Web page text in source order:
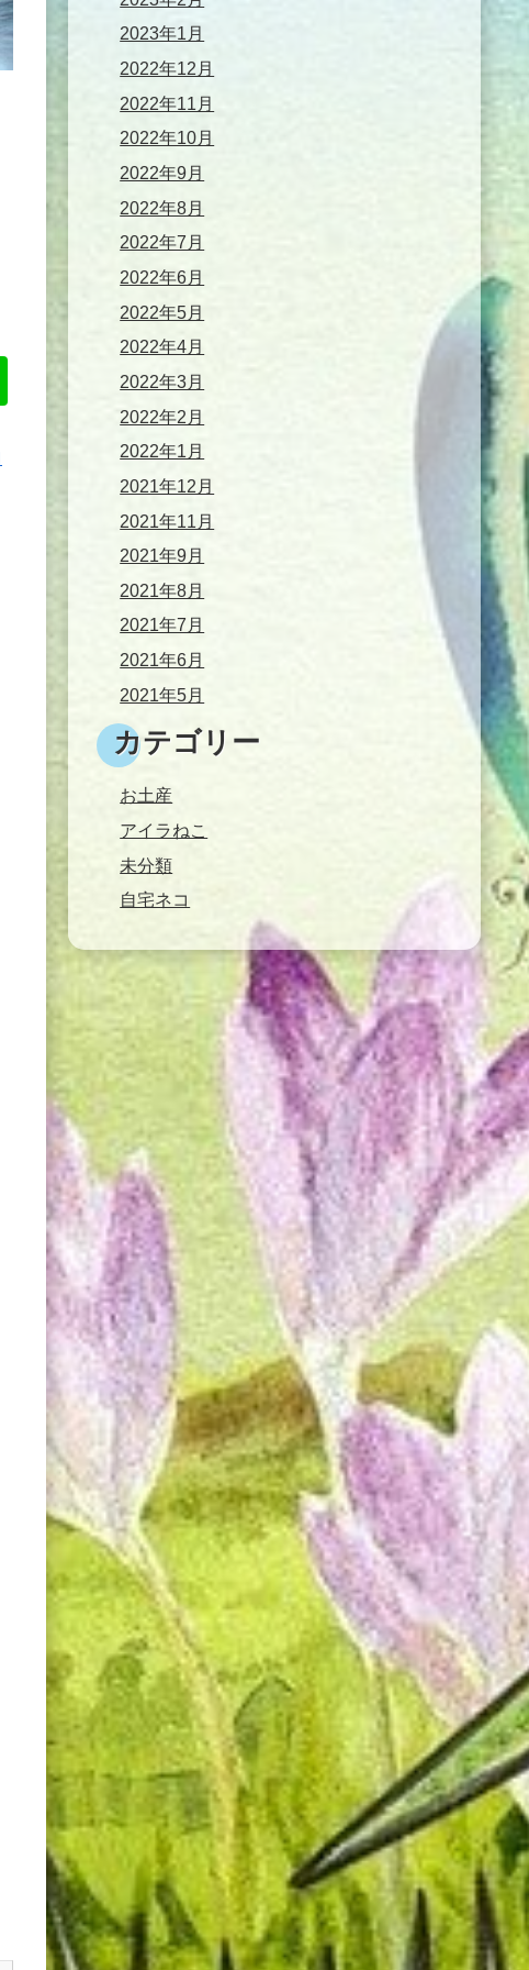
2023年1月
2022年12月
2022年11月
2022年10月
2022年9月
2022年8月
2022年7月
2022年6月
2022年5月
2022年4月
2022年3月
2022年2月
2022年1月
2021年12月
2021年11月
2021年9月
2021年8月
2021年7月
2021年6月
2021年5月
カテゴリー
お土産
アイラねこ
未分類
自宅ネコ